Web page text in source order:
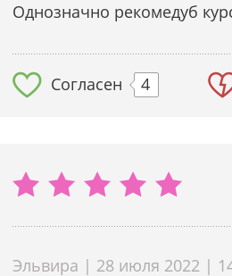
Однозначно рекомедуб
Согласен 4
Эльвира | 28 июля 2022 |